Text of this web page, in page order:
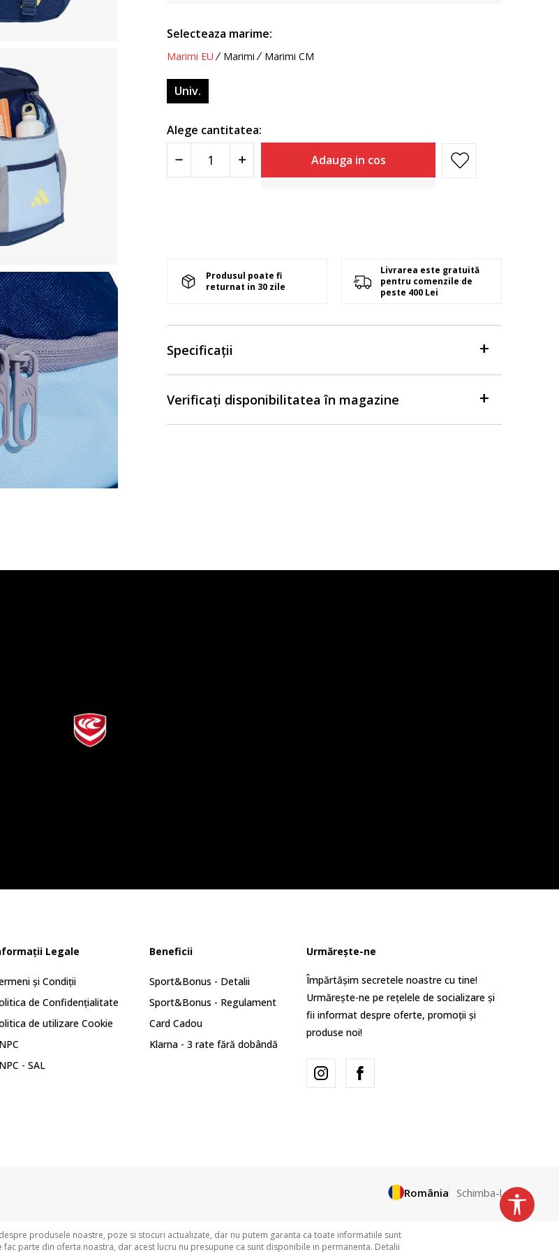
Selecteaza marime:
Marimi EU Marimi Marimi CM
Univ.
Alege cantitatea:
Adauga in cos
Produsul poate fi
returnat in 30 zile
Livrarea este gratuită
pentru comenzile de
peste 400 Lei
Specificații
Verificați disponibilitatea în magazine
Legale
și Condiții
de Confidențialitate
de utilizare Cookie
- SAL
Beneficii
Sport&Bonus - Detalii
Sport&Bonus - Regulament
Card Cadou
Klarna - 3 rate fără dobândă
Urmărește-ne
Împărtășim secretele noastre cu tine!
Urmărește-ne pe rețelele de socializare și
fii informat despre oferte, promoții și
produse noi!
România Schimba-l
produsele noastre, poze si stocuri actualizate, dar nu putem garanta ca toate informatiile sunt
parte din oferta noastra, dar acest lucru nu presupune ca sunt disponibile in permanenta. Detalii